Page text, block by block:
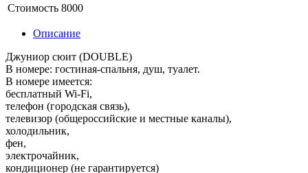
Стоимость 8000
Описание
Джуниор сюит (DOUBLE)
В номере: гостиная-спальня, душ, туалет.
В номере имеется:
бесплатный Wi-Fi,
телефон (городская связь),
телевизор (общероссийские и местные каналы),
холодильник,
фен,
электрочайник,
кондиционер (не гарантируется)